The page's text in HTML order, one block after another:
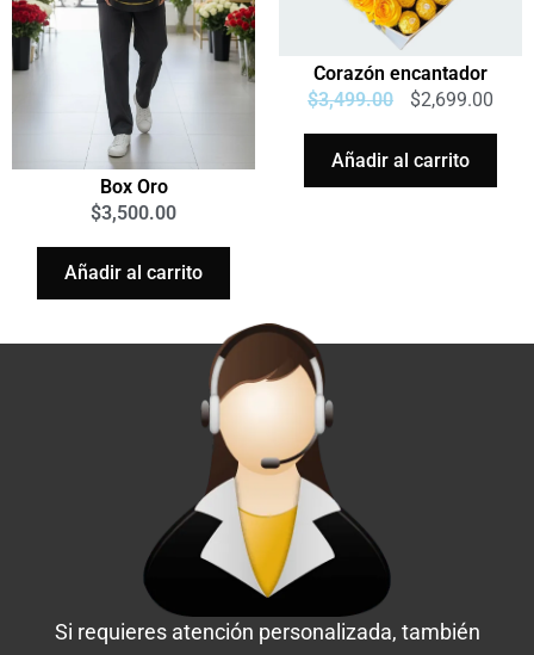
Box Oro
$3,500.00
Añadir al carrito
Corazón encantador
$3,499.00 $2,699.00
Añadir al carrito
Si requieres atención personalizada, también